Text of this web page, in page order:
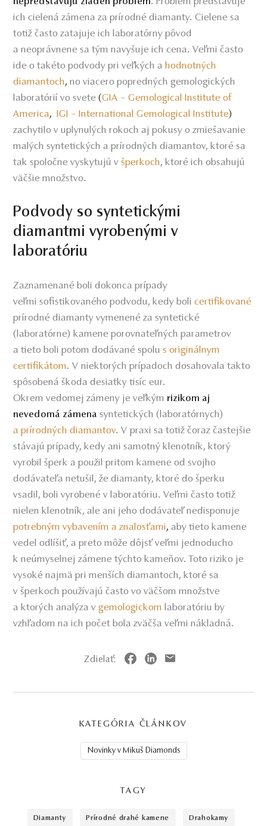
ich cielená zámena za prírodné diamanty. Cielene sa
totiž často zatajuje ich laboratórny pôvod
a neoprávnene sa tým navyšuje ich cena. Veľmi často
ide o takéto podvody pri veľkých ahodnotných
diamantoch, no viacero popredných gemologických
laboratórií vo svete (GIA – Gemological Institute of
America,IGI – International Gemological Institute)
zachytilo v uplynulých rokoch aj pokusy o zmiešavanie
malých syntetických a prírodných diamantov, ktoré sa
tak spoločne vyskytujú všperkoch, ktoré ich obsahujú
väčšie množstvo.
Podvody so syntetickými
diamantmi vyrobenými v
laboratóriu
Zaznamenané boli dokonca prípady
veľmi sofistikovaného podvodu, kedy bolicertifikované
prírodné diamanty vymenené za syntetické
(laboratórne) kamene porovnateľných parametrov
a tieto boli potom dodávané spolu s originálnym
certifikátom. V niektorých prípadoch dosahovala takto
spôsobená škoda desiatky tisíc eur.
Okrem vedomej zámeny je veľkým rizikom aj
nevedomá zámena syntetických (laboratórnych)
a prírodných diamantov. V praxi sa totiž čoraz častejšie
stávajú prípady, kedy ani samotný klenotník, ktorý
vyrobil šperk a použil pritom kamene od svojho
dodávateľa netušil, že diamanty, ktoré do šperku
vsadil, boli vyrobené v laboratóriu. Veľmi často totiž
nielen klenotník, ale ani jeho dodávateľ nedisponuje
potrebným vybavením a znalosťami, aby tieto kamene
vedel odlíšiť, a preto môže dôjsť veľmi jednoducho
k neúmyselnej zámene týchto kameňov. Toto riziko je
vysoké najmä pri menších diamantoch, ktoré sa
v šperkoch používajú často vo väčšom množstve
a ktorých analýza v gemologickom laboratóriu by
vzhľadom na ich počet bola zväčša veľmi nákladná.
Zdielať:
KATEGÓRIA ČLÁNKOV
Novinky v Mikuš Diamonds
TAGY
diamanty prírodné drahé kamene drahokamy